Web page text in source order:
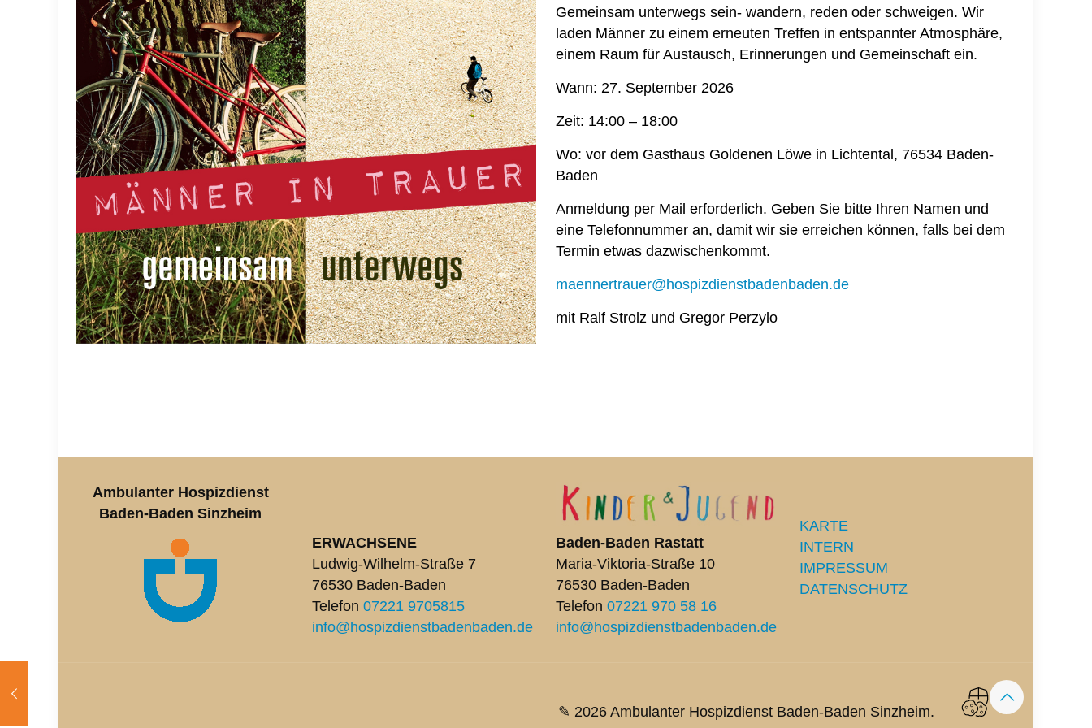
Gemeinsam unterwegs sein- wandern, reden oder schweigen. Wir
laden Männer zu einem erneuten Treffen in entspannter Atmosphäre,
einem Raum für Austausch, Erinnerungen und Gemeinschaft ein.
Wann: 27. September 2026
Zeit: 14:00 – 18:00
Wo: vor dem Gasthaus Goldenen Löwe in Lichtental, 76534 Baden-
Baden
Anmeldung per Mail erforderlich. Geben Sie bitte Ihren Namen und
eine Telefonnummer an, damit wir sie erreichen können, falls bei dem
Termin etwas dazwischenkommt.
maennertrauer@hospizdienstbadenbaden.de
mit Ralf Strolz und Gregor Perzylo
Ambulanter Hospizdienst
Baden-Baden Sinzheim
ERWACHSENE
Ludwig-Wilhelm-Straße 7
76530 Baden-Baden
Telefon 07221 9705815
info@hospizdienstbadenbaden.de
Baden-Baden Rastatt
Maria-Viktoria-Straße 10
76530 Baden-Baden
Telefon 07221 970 58 16
info@hospizdienstbadenbaden.de
KARTE
INTERN
IMPRESSUM
DATENSCHUTZ
✎ 2026 Ambulanter Hospizdienst Baden-Baden Sinzheim.